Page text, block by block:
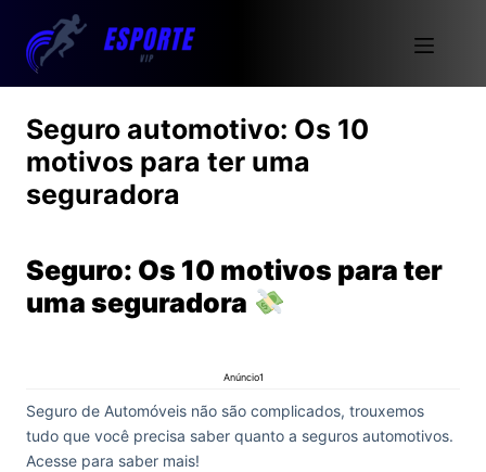
Seguro automotivo: Os 10
motivos para ter uma
seguradora
Seguro: Os 10 motivos para ter
uma seguradora
Anúncio1
Seguro de Automóveis não são complicados, trouxemos
tudo que você precisa saber quanto a seguros automotivos.
Acesse para saber mais!